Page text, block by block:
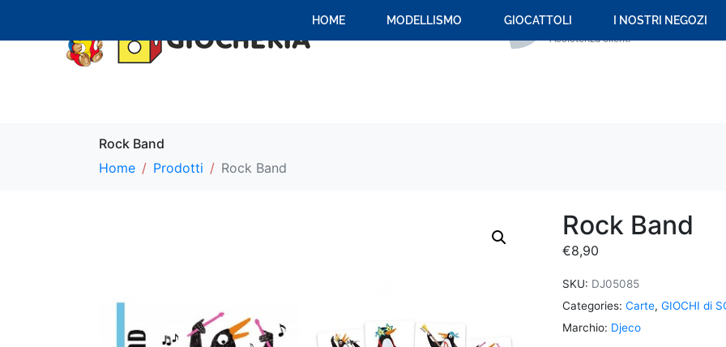
+39 059 694 092
Assistenza clienti
HOME MODELLISMO GIOCATTOLI I NOSTRI NEGOZI
Rock Band
Home
Prodotti Rock Band
Rock Band
€8,90
SKU: DJ05085
Categories: Carte, GIOCHI di
Marchio: Djeco